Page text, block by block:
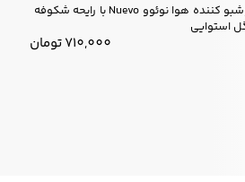
خوشبو کننده هوا نوئوو Nuevo با رایحه شکوفه
استوایی
710,000تومان